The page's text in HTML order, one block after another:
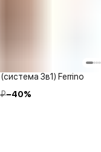
−40%
3в1) Ferrino